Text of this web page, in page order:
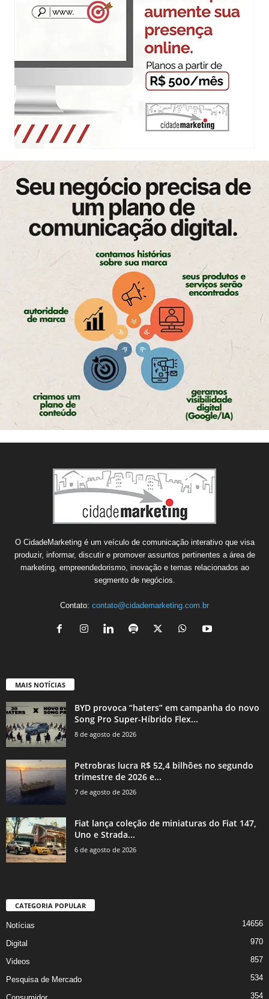
O CidadeMarketing é um veículo de comunicação interativo que visa
produzir, informar, discutir e promover assuntos pertinentes a área de
marketing, empreendedorismo, inovação e temas relacionados ao
segmento de negócios.
Contato: contato@cidademarketing.com.br
MAIS NOTÍCIAS
BYD provoca “haters” em campanha do novo
Song Pro Super-Híbrido Flex...
8 de agosto de 2026
Petrobras lucra R$ 52,4 bilhões no segundo
trimestre de 2026 e...
7 de agosto de 2026
Fiat lança coleção de miniaturas do Fiat 147,
Uno e Strada...
6 de agosto de 2026
CATEGORIA POPULAR
Notícias 14656
Digital 970
Videos 857
Pesquisa de Mercado 534
354